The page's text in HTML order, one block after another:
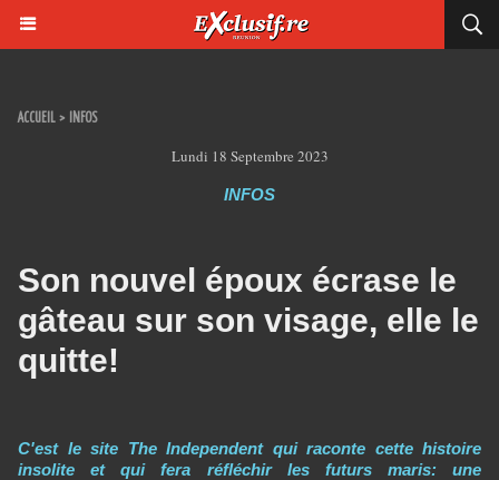
ACCUEIL > INFOS
Lundi 18 Septembre 2023
INFOS
Son nouvel époux écrase le
gâteau sur son visage, elle le
quitte!
C'est le site The Independent qui raconte cette histoire
insolite et qui fera réfléchir les futurs maris: une